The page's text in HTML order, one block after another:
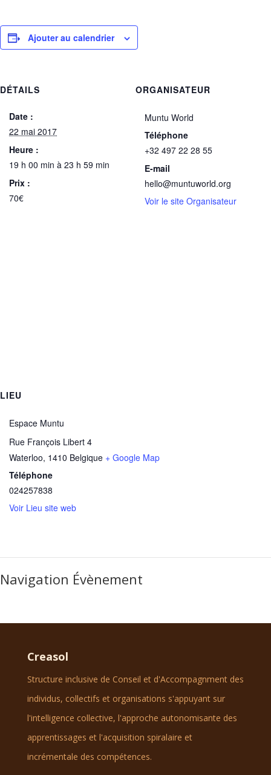
Ajouter au calendrier
DÉTAILS
Date :
22 mai 2017
Heure :
19 h 00 min à 23 h 59 min
Prix :
70€
ORGANISATEUR
Muntu World
Téléphone
+32 497 22 28 55
E-mail
hello@muntuworld.org
Voir le site Organisateur
LIEU
Espace Muntu
Rue François Libert 4
Waterloo, 1410 Belgique + Google Map
Téléphone
024257838
Voir Lieu site web
Navigation Évènement
Creasol
Structure inclusive de Conseil et d'Accompagnment des
individus, collectifs et organisations s'appuyant sur
l'intelligence collective, l'approche autonomisante des
apprentissages et l'acquisition spiralaire et
incrémentale des compétences.